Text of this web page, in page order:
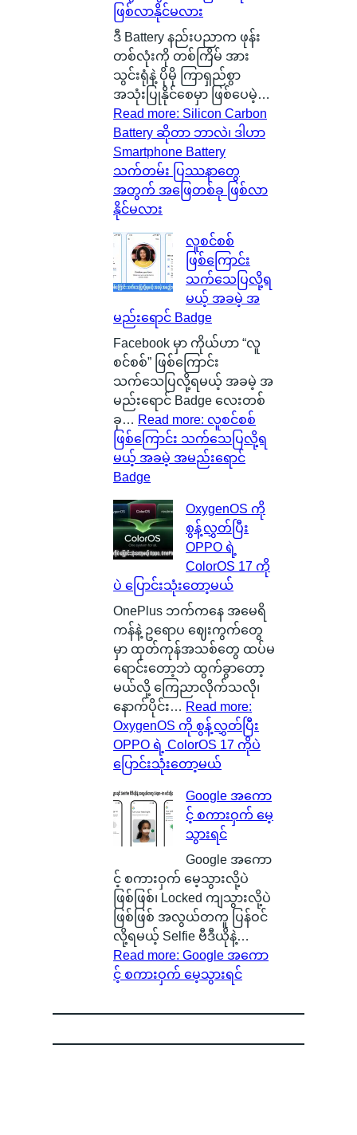
ဖြစ်လာနိုင်မလား
ဒီ Battery နည်းပညာက ဖုန်း
တစ်လုံးကို တစ်ကြိမ် အား
သွင်းရုံနဲ့ ပိုမို ကြာရှည်စွာ
အသုံးပြုနိုင်စေမှာ ဖြစ်ပေမဲ့…
Read more: Silicon Carbon
Battery ဆိုတာ ဘာလဲ၊ ဒါဟာ
Smartphone Battery
သက်တမ်း ပြဿနာတွေ
အတွက် အဖြေတစ်ခု ဖြစ်လာ
နိုင်မလား
လူစင်စစ်
ဖြစ်ကြောင်း
သက်သေပြလို့ရ
မယ့် အခမဲ့ အ
မည်းရောင် Badge
Facebook မှာ ကိုယ်ဟာ “လူ
စင်စစ်” ဖြစ်ကြောင်း
သက်သေပြလို့ရမယ့် အခမဲ့ အ
မည်းရောင် Badge လေးတစ်
ခု… Read more: လူစင်စစ်
ဖြစ်ကြောင်း သက်သေပြလို့ရ
မယ့် အခမဲ့ အမည်းရောင်
Badge
OxygenOS ကို
စွန့်လွှတ်ပြီး
OPPO ရဲ့
ColorOS 17 ကို
ပဲ ပြောင်းသုံးတော့မယ်
OnePlus ဘက်ကနေ အမေရိ
ကန်နဲ့ ဥရောပ ဈေးကွက်တွေ
မှာ ထုတ်ကုန်အသစ်တွေ ထပ်မ
ရောင်းတော့ဘဲ ထွက်ခွာတော့
မယ်လို့ ကြေညာလိုက်သလို၊
နောက်ပိုင်း… Read more:
OxygenOS ကို စွန့်လွှတ်ပြီး
OPPO ရဲ့ ColorOS 17 ကိုပဲ
ပြောင်းသုံးတော့မယ်
Google အကော
င့် စကားဝှက် မေ့
သွားရင်
Google အကော
င့် စကားဝှက် မေ့သွားလို့ပဲ
ဖြစ်ဖြစ်၊ Locked ကျသွားလို့ပဲ
ဖြစ်ဖြစ် အလွယ်တကူ ပြန်ဝင်
လို့ရမယ့် Selfie ဗီဒီယိုနဲ့…
Read more: Google အကော
င့် စကားဝှက် မေ့သွားရင်